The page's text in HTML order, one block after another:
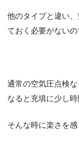
他のタイプと違い
ておく必要がないの
通常の空気圧点検
なると充填に少し時
そんな時に楽さを感